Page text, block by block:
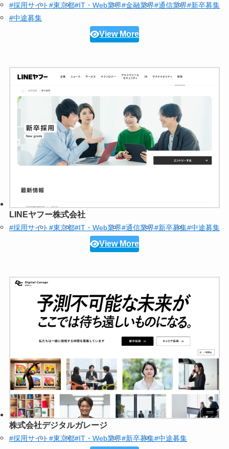
#採用サイト#東京都#IT・Web業界#金融業界#通信業界#新卒募集
#中途募集
View More
LINEヤフー株式会社
#採用サイト#東京都#IT・Web業界#通信業界#新卒募集#中途募集
View More
株式会社デジタルガレージ
#採用サイト#東京都#IT・Web業界#新卒募集#中途募集